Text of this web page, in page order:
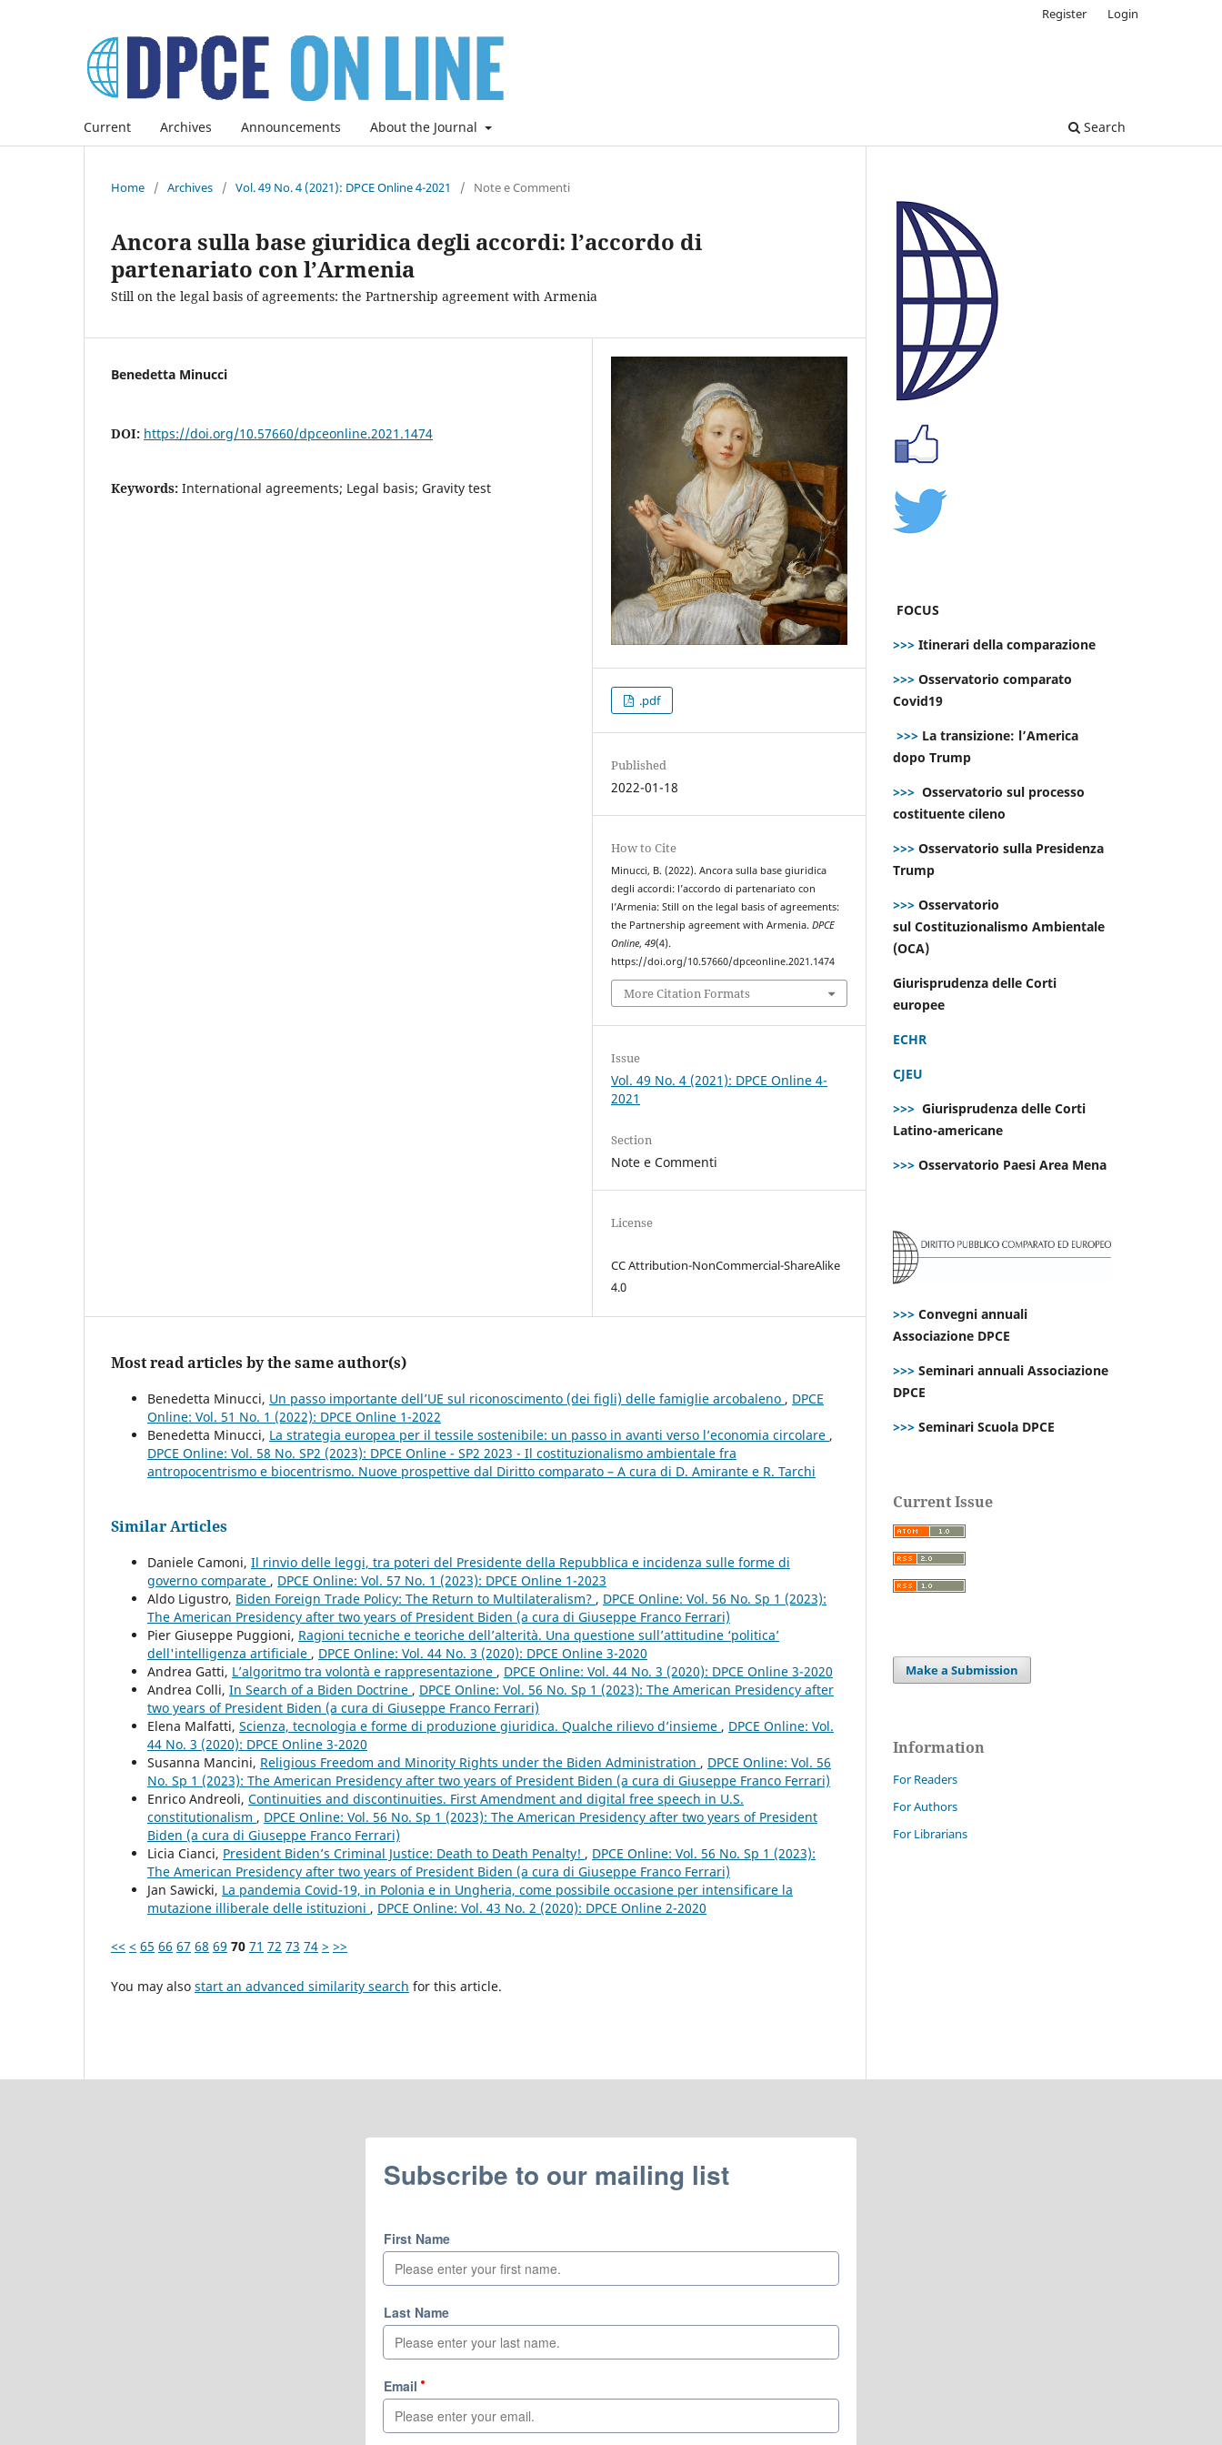
Current Archives Announcements About the Journal Search
Register Login
Home / Archives / Vol. 49 No. 4 (2021): DPCE Online 4-2021 / Note e Commenti
Ancora sulla base giuridica degli accordi: l’accordo di
partenariato con l’Armenia
Still on the legal basis of agreements: the Partnership agreement with Armenia
Benedetta Minucci
DOI: https://doi.org/10.57660/dpceonline.2021.1474
Keywords: International agreements; Legal basis; Gravity test
.pdf
Published
2022-01-18
How to Cite
Minucci, B. (2022). Ancora sulla base giuridica
degli accordi: l’accordo di partenariato con
l’Armenia: Still on the legal basis of agreements:
the Partnership agreement with Armenia.DPCE
Online,49(4).
https://doi.org/10.57660/dpceonline.2021.1474
More Citation Formats
Issue
Vol. 49 No. 4 (2021): DPCE Online 4-
2021
Section
Note e Commenti
License
CC Attribution-NonCommercial-ShareAlike
4.0
Most read articles by the same author(s)
Benedetta Minucci, Un passo importante dell’UE sul riconoscimento (dei figli) delle famiglie arcobaleno , DPCE
Online: Vol. 51 No. 1 (2022): DPCE Online 1-2022
Benedetta Minucci, La strategia europea per il tessile sostenibile: un passo in avanti verso l’economia circolare ,
DPCE Online: Vol. 58 No. SP2 (2023): DPCE Online - SP2 2023 - Il costituzionalismo ambientale fra
antropocentrismo e biocentrismo. Nuove prospettive dal Diritto comparato – A cura di D. Amirante e R. Tarchi
Similar Articles
Daniele Camoni, Il rinvio delle leggi, tra poteri del Presidente della Repubblica e incidenza sulle forme di
governo comparate , DPCE Online: Vol. 57 No. 1 (2023): DPCE Online 1-2023
Aldo Ligustro, Biden Foreign Trade Policy: The Return to Multilateralism? , DPCE Online: Vol. 56 No. Sp 1 (2023):
The American Presidency after two years of President Biden (a cura di Giuseppe Franco Ferrari)
Pier Giuseppe Puggioni, Ragioni tecniche e teoriche dell’alterità. Una questione sull’attitudine ‘politica’
dell'intelligenza artificiale , DPCE Online: Vol. 44 No. 3 (2020): DPCE Online 3-2020
Andrea Gatti, L’algoritmo tra volontà e rappresentazione , DPCE Online: Vol. 44 No. 3 (2020): DPCE Online 3-2020
Andrea Colli, In Search of a Biden Doctrine , DPCE Online: Vol. 56 No. Sp 1 (2023): The American Presidency after
two years of President Biden (a cura di Giuseppe Franco Ferrari)
Elena Malfatti, Scienza, tecnologia e forme di produzione giuridica. Qualche rilievo d’insieme , DPCE Online: Vol.
44 No. 3 (2020): DPCE Online 3-2020
Susanna Mancini, Religious Freedom and Minority Rights under the Biden Administration , DPCE Online: Vol. 56
No. Sp 1 (2023): The American Presidency after two years of President Biden (a cura di Giuseppe Franco Ferrari)
Enrico Andreoli, Continuities and discontinuities. First Amendment and digital free speech in U.S.
constitutionalism , DPCE Online: Vol. 56 No. Sp 1 (2023): The American Presidency after two years of President
Biden (a cura di Giuseppe Franco Ferrari)
Licia Cianci, President Biden’s Criminal Justice: Death to Death Penalty! , DPCE Online: Vol. 56 No. Sp 1 (2023):
The American Presidency after two years of President Biden (a cura di Giuseppe Franco Ferrari)
Jan Sawicki, La pandemia Covid-19, in Polonia e in Ungheria, come possibile occasione per intensificare la
mutazione illiberale delle istituzioni , DPCE Online: Vol. 43 No. 2 (2020): DPCE Online 2-2020
<< < 65 66 67 68 69 70 71 72 73 74 > >>
You may also start an advanced similarity search for this article.
FOCUS
>>> Itinerari della comparazione
>>> Osservatorio comparato
Covid19
>>> La transizione: l’America
dopo Trump
>>> Osservatorio sul processo
costituente cileno
>>> Osservatorio sulla Presidenza
Trump
>>> Osservatorio
sul Costituzionalismo Ambientale
(OCA)
Giurisprudenza delle Corti
europee
ECHR
CJEU
>>> Giurisprudenza delle Corti
Latino-americane
>>> Osservatorio Paesi Area Mena
>>> Convegni annuali
Associazione DPCE
>>> Seminari annuali Associazione
DPCE
>>> Seminari Scuola DPCE
Current Issue
Make a Submission
Information
For Readers
For Authors
For Librarians